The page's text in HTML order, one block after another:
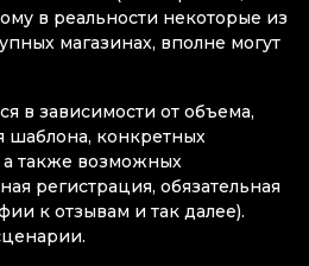
в реальности некоторые из
магазинах, вполне могут
в зависимости от объема,
шаблона, конкретных
а также возможных
регистрация, обязательная
к отзывам и так далее).